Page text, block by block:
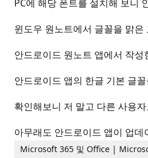
PC에 해당 폰트를 설치해 보니
윈도우 원노트에서 글꼴을 맑
안드로이드 원노트 앱에서 작
안드로이드 앱의 한글 기본 글
확인해보니 저 말고 다른 사용
아무래도 안드로이드 앱이 업
Microsoft 365 및 Office |